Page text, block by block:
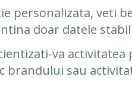
personalizata, veti
doar datele
va
brandului sau